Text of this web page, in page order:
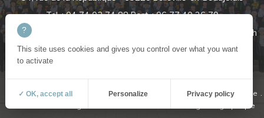
Tel. : 04 74 03 74 88 Port. : 06 77 40 26 79
Horaires d'ouverture : du mardi au samedi 9h-12h / 13h30-19h
contact@laurarodrigues.fr
mentions légales politique de confidentialité et cookies
plan du site
création site internet emergence graphique
This site uses cookies and gives you control over what you want
to activate
✓ OK, accept all Personalize Privacy policy